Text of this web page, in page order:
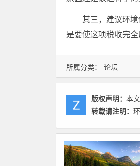
所属分类： 论坛
其三，建议环
是要使这项税收完
版权声明： 本
转载请注明：